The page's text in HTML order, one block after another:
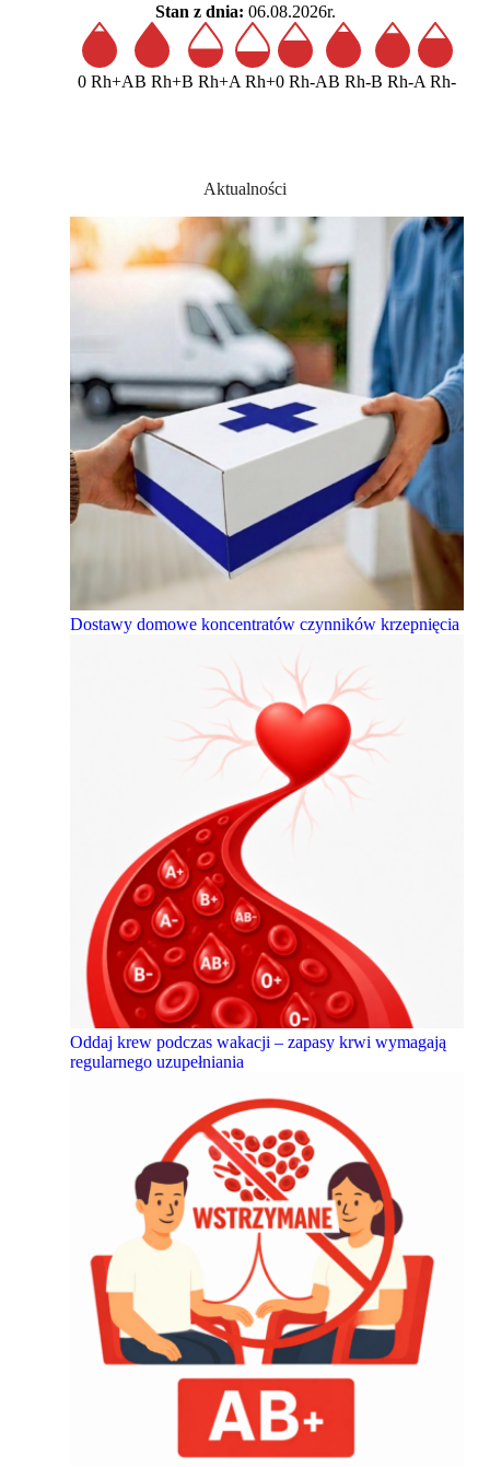
Stan z dnia: 06.08.2026r.
0 Rh+AB Rh+B Rh+A Rh+0 Rh-AB Rh-B Rh-A Rh-
Aktualności
Dostawy domowe koncentratów czynników krzepnięcia
Oddaj krew podczas wakacji – zapasy krwi wymagają
regularnego uzupełniania